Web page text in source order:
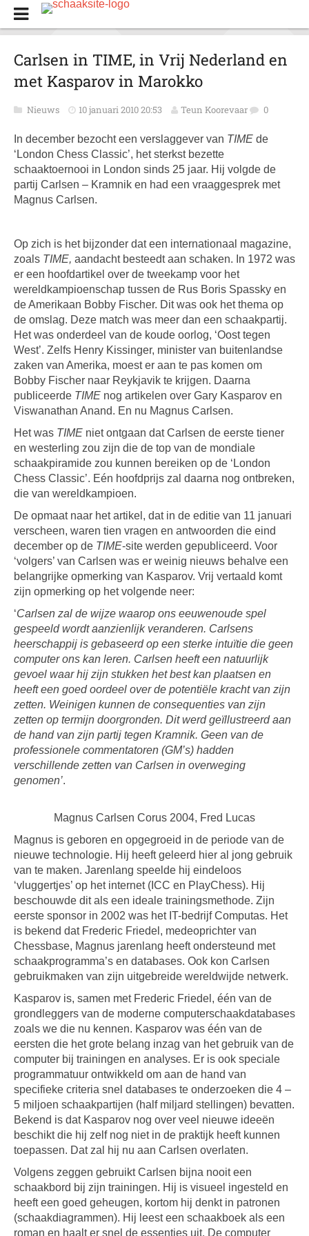
Carlsen in TIME, in Vrij Nederland en
met Kasparov in Marokko
Nieuws 10 januari 2010 20:53 Teun Koorevaar 0
In december bezocht een verslaggever van TIME de
‘London Chess Classic’, het sterkst bezette
schaaktoernooi in London sinds 25 jaar. Hij volgde de
partij Carlsen – Kramnik en had een vraaggesprek met
Magnus Carlsen.
Op zich is het bijzonder dat een internationaal magazine,
zoals TIME, aandacht besteedt aan schaken. In 1972 was
er een hoofdartikel over de tweekamp voor het
wereldkampioenschap tussen de Rus Boris Spassky en
de Amerikaan Bobby Fischer. Dit was ook het thema op
de omslag. Deze match was meer dan een schaakpartij.
Het was onderdeel van de koude oorlog, ‘Oost tegen
West’. Zelfs Henry Kissinger, minister van buitenlandse
zaken van Amerika, moest er aan te pas komen om
Bobby Fischer naar Reykjavik te krijgen. Daarna
publiceerde TIME nog artikelen over Gary Kasparov en
Viswanathan Anand. En nu Magnus Carlsen.
Het was TIME niet ontgaan dat Carlsen de eerste tiener
en westerling zou zijn die de top van de mondiale
schaakpiramide zou kunnen bereiken op de ‘London
Chess Classic’. Eén hoofdprijs zal daarna nog ontbreken,
die van wereldkampioen.
De opmaat naar het artikel, dat in de editie van 11 januari
verscheen, waren tien vragen en antwoorden die eind
december op de TIME-site werden gepubliceerd. Voor
‘volgers’ van Carlsen was er weinig nieuws behalve een
belangrijke opmerking van Kasparov. Vrij vertaald komt
zijn opmerking op het volgende neer:
‘Carlsen zal de wijze waarop ons eeuwenoude spel
gespeeld wordt aanzienlijk veranderen. Carlsens
heerschappij is gebaseerd op een sterke intuïtie die geen
computer ons kan leren. Carlsen heeft een natuurlijk
gevoel waar hij zijn stukken het best kan plaatsen en
heeft een goed oordeel over de potentiële kracht van zijn
zetten. Weinigen kunnen de consequenties van zijn
zetten op termijn doorgronden. Dit werd geïllustreerd aan
de hand van zijn partij tegen Kramnik. Geen van de
professionele commentatoren (GM’s) hadden
verschillende zetten van Carlsen in overweging
genomen’.
Magnus Carlsen Corus 2004, Fred Lucas
Magnus is geboren en opgegroeid in de periode van de
nieuwe technologie. Hij heeft geleerd hier al jong gebruik
van te maken. Jarenlang speelde hij eindeloos
‘vluggertjes’ op het internet (ICC en PlayChess). Hij
beschouwde dit als een ideale trainingsmethode. Zijn
eerste sponsor in 2002 was het IT-bedrijf Computas. Het
is bekend dat Frederic Friedel, medeoprichter van
Chessbase, Magnus jarenlang heeft ondersteund met
schaakprogramma’s en databases. Ook kon Carlsen
gebruikmaken van zijn uitgebreide wereldwijde netwerk.
Kasparov is, samen met Frederic Friedel, één van de
grondleggers van de moderne computerschaakdatabases
zoals we die nu kennen. Kasparov was één van de
eersten die het grote belang inzag van het gebruik van de
computer bij trainingen en analyses. Er is ook speciale
programmatuur ontwikkeld om aan de hand van
specifieke criteria snel databases te onderzoeken die 4 –
5 miljoen schaakpartijen (half miljard stellingen) bevatten.
Bekend is dat Kasparov nog over veel nieuwe ideeën
beschikt die hij zelf nog niet in de praktijk heeft kunnen
toepassen. Dat zal hij nu aan Carlsen overlaten.
Volgens zeggen gebruikt Carlsen bijna nooit een
schaakbord bij zijn trainingen. Hij is visueel ingesteld en
heeft een goed geheugen, kortom hij denkt in patronen
(schaakdiagrammen). Hij leest een schaakboek als een
roman en haalt er snel de essenties uit. De computer